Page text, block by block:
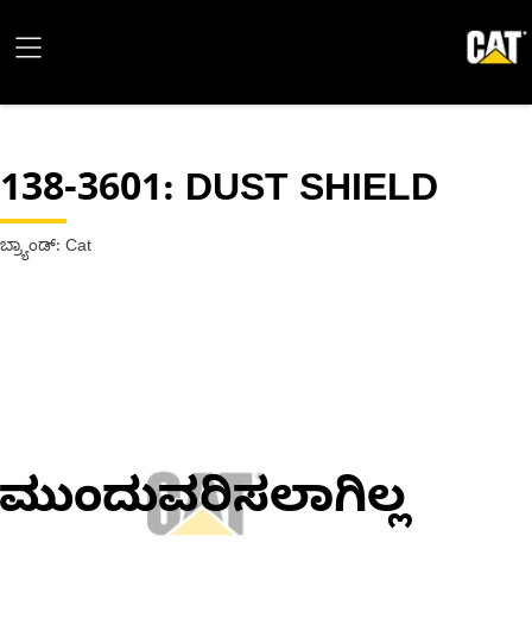
138-3601: DUST SHIELD
ಬ್ರ್ಯಾಂಡ್: Cat
ಮುಂದುವರಿಸಲಾಗಿಲ್ಲ